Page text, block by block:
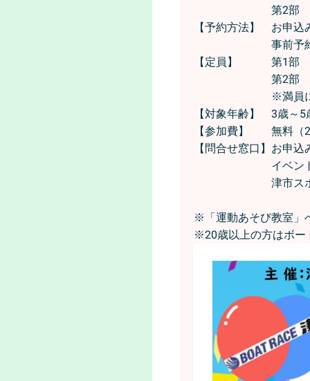
第2部 11時00
【予約方法】 お申
事前予約
【定員】 第1部
第2部 25
※満員になり次
【対象年齢】 3歳～5
【参加費】 無料（
【問合せ窓口】お申
イベント内容に
津市スポーツ
※「運動あそび教室」
※20歳以上の方はボー